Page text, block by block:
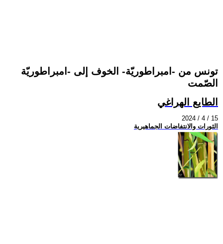
تونس من -امبراطوريّة- الخوف إلى -امبراطوريّة
الصّمت
الطايع الهراغي
2024 / 4 / 15
الثورات والانتفاضات الجماهيرية